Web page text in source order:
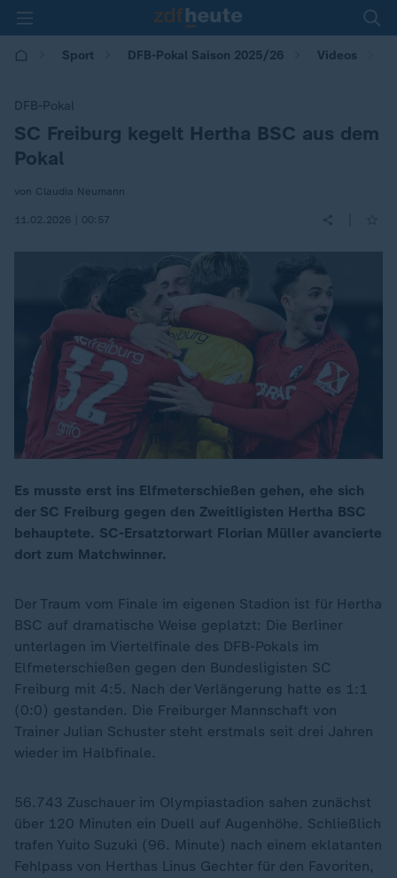
Sport DFB-Pokal Saison 2025/26 Videos
DFB-Pokal
:
SC Freiburg kegelt Hertha BSC aus dem
Pokal
von Claudia Neumann
11.02.2026 | 00:57
Es musste erst ins Elfmeterschießen gehen, ehe sich
der SC Freiburg gegen den Zweitligisten Hertha BSC
behauptete. SC-Ersatztorwart Florian Müller avancierte
dort zum Matchwinner.
Der Traum vom Finale im eigenen Stadion ist für Hertha
BSC auf dramatische Weise geplatzt: Die Berliner
unterlagen im Viertelfinale des DFB-Pokals im
Elfmeterschießen gegen den Bundesligisten SC
Freiburg mit 4:5. Nach der Verlängerung hatte es 1:1
(0:0) gestanden. Die Freiburger Mannschaft von
Trainer Julian Schuster steht erstmals seit drei Jahren
wieder im Halbfinale.
56.743 Zuschauer im Olympiastadion sahen zunächst
über 120 Minuten ein Duell auf Augenhöhe. Schließlich
trafen Yuito Suzuki (96. Minute) nach einem eklatanten
Fehlpass von Herthas Linus Gechter für den Favoriten,